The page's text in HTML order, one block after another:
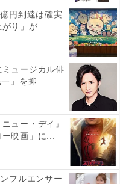
円到達は確実
り」が...
ミュージカル俳
」を抑...
ュー・デイ』
映画」に...
フルエンサー